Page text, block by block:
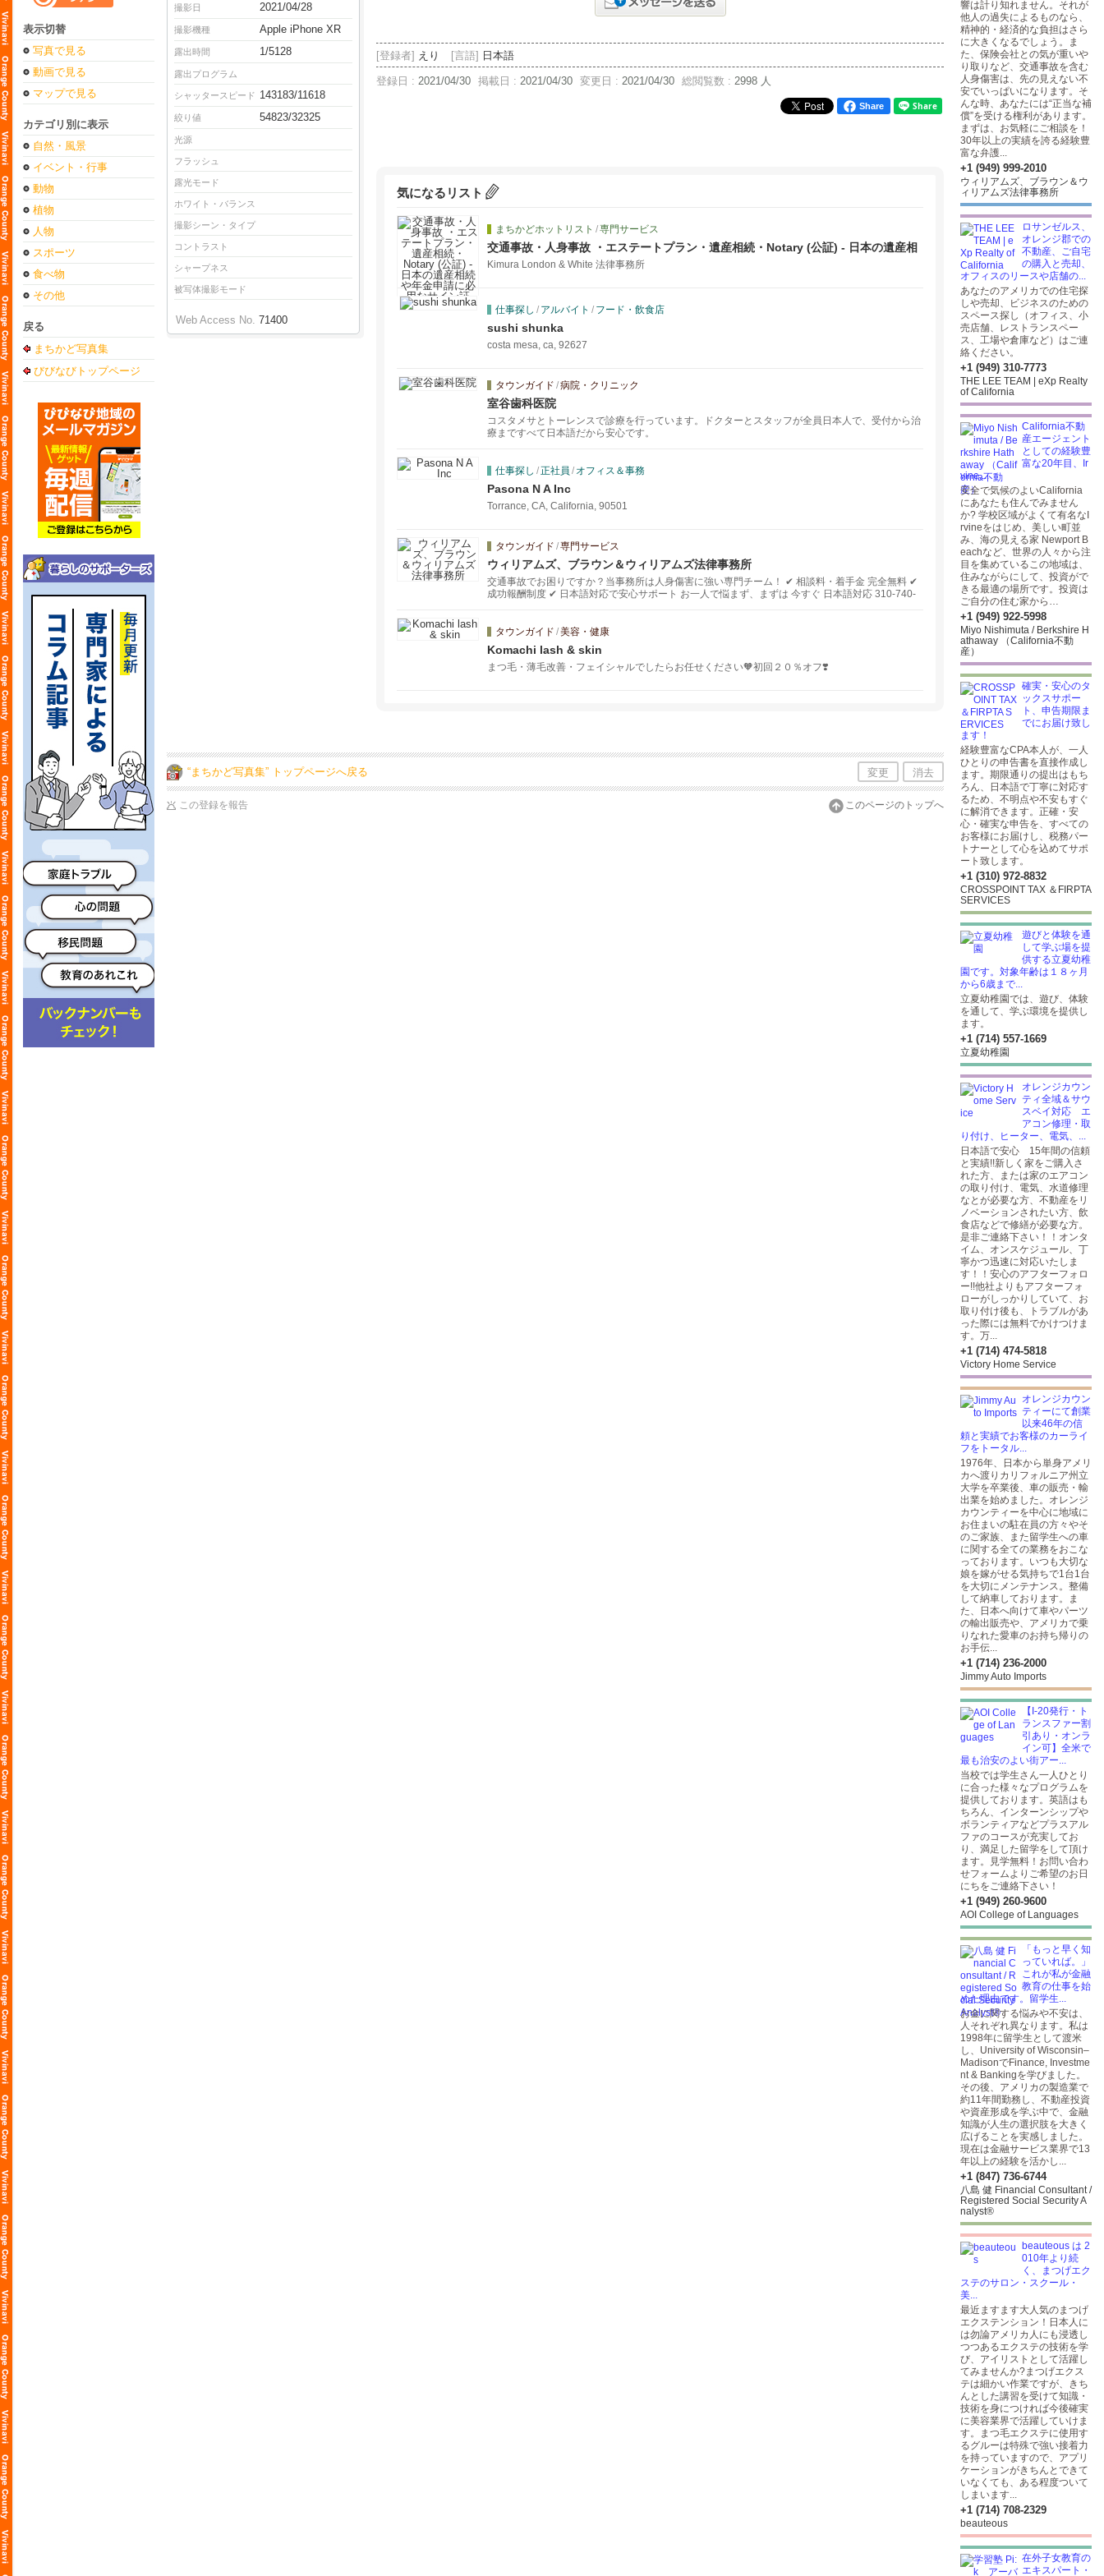
表示切替
写真で見る
動画で見る
マップで見る
カテゴリ別に表示
自然・風景
イベント・行事
動物
植物
人物
スポーツ
食べ物
その他
戻る
まちかど写真集
びびなびトップページ
撮影日 2021/04/28
撮影機種 Apple iPhone XR
露出時間 1/5128
露出プログラム
シャッタースピード 143183/11618
絞り値 54823/32325
光源
フラッシュ
露光モード
ホワイト・バランス
撮影シーン・タイプ
コントラスト
シャープネス
被写体撮影モード
Web Access No. 71400
[登録者] えり [言語] 日本語
登録日 : 2021/04/30 掲載日 : 2021/04/30 変更日 : 2021/04/30 総閲覧数 : 2998 人
Share
気になるリスト
まちかどホットリスト /専門サービス
交通事故・人身事故 ・エステートプラン・遺産相続・Notary (公証) - 日本の遺産相
続や年金申請に必用なサイン証明・在留証明など
Kimura London & White 法律事務所
仕事探し / アルバイト / フード・飲食店
sushi shunka
costa mesa, ca, 92627
タウンガイド /病院・クリニック
室谷歯科医院
コスタメサとトーレンスで診療を行っています。ドクターとスタッフが全員日本人で、受付から治
療まですべて日本語だから安心です。
仕事探し /正社員 / オフィス＆事務
Pasona N A Inc
Torrance, CA, California, 90501
タウンガイド /専門サービス
ウィリアムズ、ブラウン＆ウィリアムズ法律事務所
交通事故でお困りですか？当事務所は人身傷害に強い専門チーム！ ✔ 相談料・着手金 完全無料 ✔
成功報酬制度 ✔ 日本語対応で安心サポート お一人で悩まず、まずは 今すぐ 日本語対応 310-740-
タウンガイド /美容・健康
Komachi lash & skin
まつ毛・薄毛改善・フェイシャルでしたらお任せください🧡初回２０％オフ❣️
“まちかど写真集” トップページへ戻る 変更 消去
この登録を報告 このページのトップへ
響は計り知れません。それが
他人の過失によるものなら、
精神的・経済的な負担はさら
に大きくなるでしょう。ま
た、保険会社との気が重いや
り取りなど、交通事故を含む
人身傷害は、先の見えない不
安でいっぱいになります。そ
んな時、あなたには“正当な補
償”を受ける権利があります。
まずは、お気軽にご相談を！
30年以上の実績を誇る経験豊
富な弁護...
+1 (949) 999-2010
ウィリアムズ、ブラウン＆ウ
ィリアムズ法律事務所
ロサンゼルス、
オレンジ郡での
不動産、ご自宅
の購入と売却、
オフィスのリースや店舗の...
あなたのアメリカでの住宅探
しや売却、ビジネスのための
スペース探し（オフィス、小
売店舗、レストランスペー
ス、工場や倉庫など）はご連
絡ください。
+1 (949) 310-7773
THE LEE TEAM | eXp Realty
of California
California不動
産エージェント
としての経験豊
富な20年目、Ir
vine,...
安全で気候のよいCalifornia
にあなたも住んでみません
か? 学校区域がよくて有名なI
rvineをはじめ、美しい町並
み、海の見える家 Newport B
eachなど、世界の人々から注
目を集めているこの地域は、
住みながらにして、投資がで
きる最適の場所です。投資は
ご自分の住む家から…
+1 (949) 922-5998
Miyo Nishimuta / Berkshire H
athaway （California不動
産）
確実・安心のタ
ックスサポー
ト、申告期限ま
でにお届け致し
ます！
経験豊富なCPA本人が、一人
ひとりの申告書を直接作成し
ます。期限通りの提出はもち
ろん、日本語で丁寧に対応す
るため、不明点や不安もすぐ
に解消できます。正確・安
心・確実な申告を、すべての
お客様にお届けし、税務パー
トナーとして心を込めてサポ
ート致します。
+1 (310) 972-8832
CROSSPOINT TAX ＆FIRPTA
SERVICES
遊びと体験を通
して学ぶ場を提
供する立夏幼稚
園です。対象年齢は１８ヶ月
から6歳まで...
立夏幼稚園では、遊び、体験
を通して、学ぶ環境を提供し
ます。
+1 (714) 557-1669
立夏幼稚園
オレンジカウン
ティ全域＆サウ
スベイ対応 エ
アコン修理・取
り付け、ヒーター、電気、...
日本語で安心 15年間の信頼
と実績!!新しく家をご購入さ
れた方、または家のエアコン
の取り付け、電気、水道修理
なとが必要な方、不動産をリ
ノベーションされたい方、飲
食店などで修繕が必要な方。
是非ご連絡下さい！！オンタ
イム、オンスケジュール、丁
寧かつ迅速に対応いたしま
す！！安心のアフターフォロ
ー!!他社よりもアフターフォ
ローがしっかりしていて、お
取り付け後も、トラブルがあ
った際には無料でかけつけま
す。万...
+1 (714) 474-5818
Victory Home Service
オレンジカウン
ティーにて創業
以来46年の信
頼と実績でお客様のカーライ
フをトータル...
1976年、日本から単身アメリ
カへ渡りカリフォルニア州立
大学を卒業後、車の販売・輸
出業を始めました。オレンジ
カウンティーを中心に地域に
お住まいの駐在員の方々やそ
のご家族、また留学生への車
に関する全ての業務をおこな
っております。いつも大切な
娘を嫁がせる気持ちで1台1台
を大切にメンテナンス。整備
して納車しております。ま
た、日本へ向けて車やパーツ
の輸出販売や、アメリカで乗
りなれた愛車のお持ち帰りの
お手伝...
+1 (714) 236-2000
Jimmy Auto Imports
【I-20発行・ト
ランスファー割
引あり・オンラ
イン可】全米で
最も治安のよい街アー...
当校では学生さん一人ひとり
に合った様々なプログラムを
提供しております。英語はも
ちろん、インターンシップや
ボランティアなどプラスアル
ファのコースが充実してお
り、満足した留学をして頂け
ます。見学無料！お問い合わ
せフォームよりご希望のお日
にちをご連絡下さい！
+1 (949) 260-9600
AOI College of Languages
「もっと早く知
っていれば。」
これが私が金融
教育の仕事を始
めた理由です。留学生...
お金に関する悩みや不安は、
人それぞれ異なります。私は
1998年に留学生として渡米
し、University of Wisconsin–
MadisonでFinance, Investme
nt & Bankingを学びました。
その後、アメリカの製造業で
約11年間勤務し、不動産投資
や資産形成を学ぶ中で、金融
知識が人生の選択肢を大きく
広げることを実感しました。
現在は金融サービス業界で13
年以上の経験を活かし...
+1 (847) 736-6744
八島 健 Financial Consultant /
Registered Social Security A
nalyst®
beauteous は 2
010年より続
く、まつげエク
ステのサロン・スクール・
美...
最近ますます大人気のまつげ
エクステンション！日本人に
は勿論アメリカ人にも浸透し
つつあるエクステの技術を学
び、アイリストとして活躍し
てみませんか?まつげエクス
テは細かい作業ですが、きち
んとした講習を受けて知識・
技術を身につければ今後確実
に美容業界で活躍していけま
す。まつ毛エクステに使用す
るグルーは特殊で強い接着力
を持っていますので、アプリ
ケーションがきちんとできて
いなくても、ある程度ついて
しまいます...
+1 (714) 708-2329
beauteous
在外子女教育の
エキスパート・